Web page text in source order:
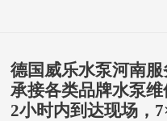
德国威乐水泵河南
承接各类品牌水泵
2小时内到达现场，